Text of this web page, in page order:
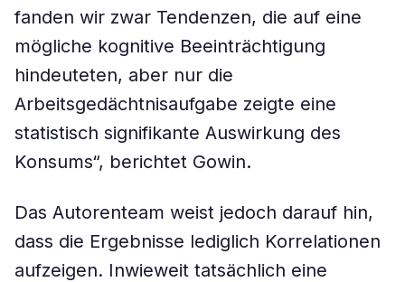
fanden wir zwar Tendenzen, die auf eine
mögliche kognitive Beeinträchtigung
hindeuteten, aber nur die
Arbeitsgedächtnisaufgabe zeigte eine
statistisch signifikante Auswirkung des
Konsums“, berichtet Gowin.
Das Autorenteam weist jedoch darauf hin,
dass die Ergebnisse lediglich Korrelationen
aufzeigen. Inwieweit tatsächlich eine